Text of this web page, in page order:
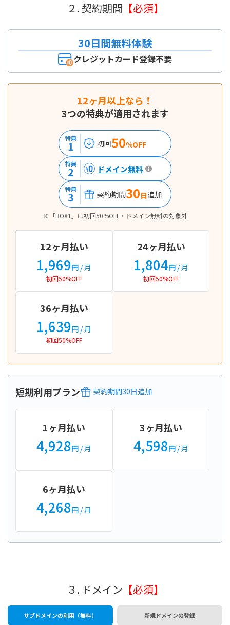
２. 契約期間 【必須】
30日間無料体験
クレジットカード登録不要
12ヶ月以上なら！
3つの特典が適用されます
特典
1 初回50%OFF
特典
2 ドメイン無料
特典
3 契約期間30日追加
※「BOX1」は初回50%OFF・ドメイン無料の対象外
12ヶ月払い
1,969円 / 月
初回50%OFF
24ヶ月払い
1,804円 / 月
初回50%OFF
36ヶ月払い
1,639円 / 月
初回50%OFF
短期利用プラン 契約期間30日追加
1ヶ月払い
4,928円 / 月
3ヶ月払い
4,598円 / 月
6ヶ月払い
4,268円 / 月
３. ドメイン 【必須】
サブドメインの利用（無料） 新規ドメインの登録